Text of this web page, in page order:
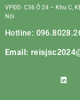
VPĐD: C36 Ô 24 – Khu C,
Nội
Hotline:
Email: